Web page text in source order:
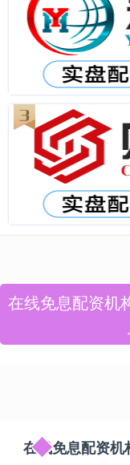
在线免息配资机
在线免息配资